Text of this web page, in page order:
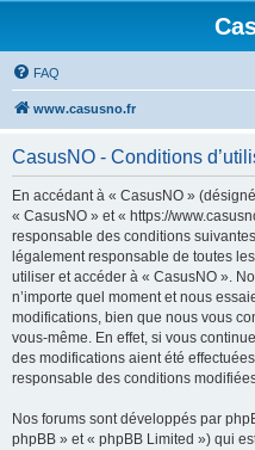
FAQ
www.casusno.fr
CasusNO - Conditions
En accédant à « CasusNO »
« CasusNO » et « https://
responsable des conditions
légalement responsable de toutes
utiliser et accéder à « CasusNO ».
n’importe quel moment et nous
modifications, bien que nous vous
vous-même. En effet, si vous
des modifications aient été
responsable des conditions
Nos forums sont développés par
phpBB » et « phpBB Limited ») qui